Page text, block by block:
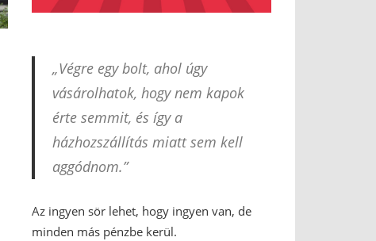
„Végre egy bolt, ahol úgy
vásárolhatok, hogy nem kapok
érte semmit, és így a
házhozszállítás miatt sem kell
aggódnom.”
Az ingyen sör lehet, hogy ingyen van, de
minden más pénzbe kerül.